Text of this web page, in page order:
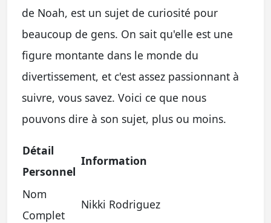
de Noah, est un sujet de curiosité pour
beaucoup de gens. On sait qu'elle est une
figure montante dans le monde du
divertissement, et c'est assez passionnant à
suivre, vous savez. Voici ce que nous
pouvons dire à son sujet, plus ou moins.
Détail
Personnel
Information
Nom
Complet
Nikki Rodriguez